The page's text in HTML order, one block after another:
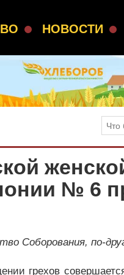
НОВОСТИ
№ 6
Соборования, по-
грехов